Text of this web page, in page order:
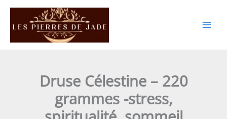
Aller
contenu
Druse Célestine – 220
grammes -stress,